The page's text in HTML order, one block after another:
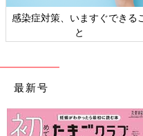
ん・
日本外来小児科学会リ
最新号